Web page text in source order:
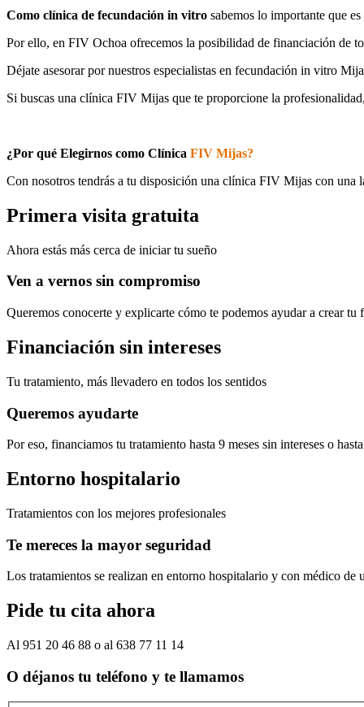
Como clínica de fecundación in vitro sabemos lo importante que
Por ello, en FIV Ochoa ofrecemos la posibilidad de financiación de
Déjate asesorar por nuestros especialistas en fecundación in vitro
Si buscas una clínica FIV Mijas que te proporcione la
¿Por qué Elegirnos como Clínica FIV Mijas?
Con nosotros tendrás a tu disposición una clínica FIV Mijas con
Primera visita gratuita
Ahora estás más cerca de iniciar tu sueño
Ven a vernos sin compromiso
Queremos conocerte y explicarte cómo te podemos ayudar a crear tu
Financiación sin intereses
Tu tratamiento, más llevadero en todos los sentidos
Queremos ayudarte
Por eso, financiamos tu tratamiento hasta 9 meses sin intereses o
Entorno hospitalario
Tratamientos con los mejores profesionales
Te mereces la mayor seguridad
Los tratamientos se realizan en entorno hospitalario y con médico de
Pide tu cita ahora
Al 951 20 46 88 o al 638 77 11 14
O déjanos tu teléfono y te llamamos